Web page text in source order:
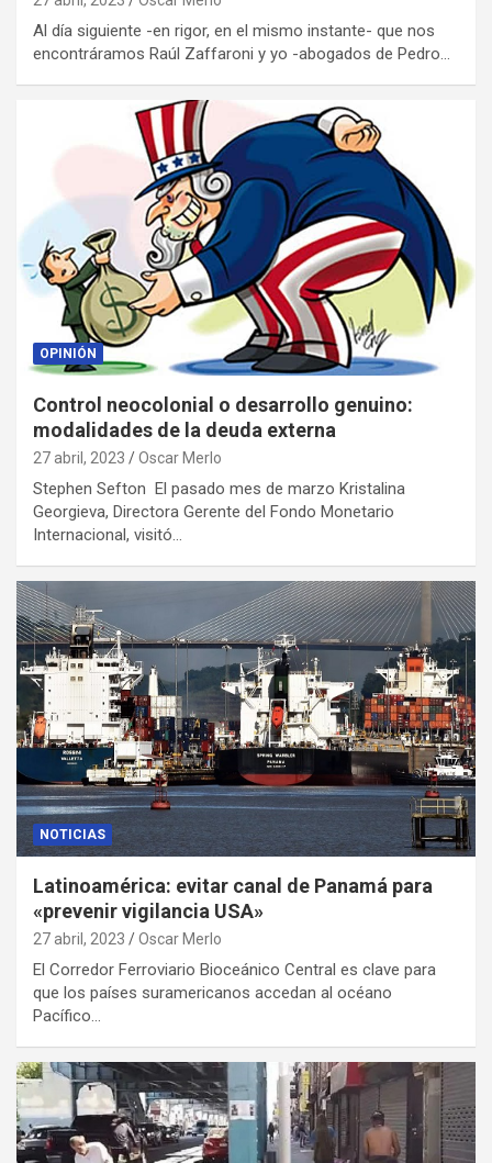
Al día siguiente -en rigor, en el mismo instante- que nos
encontráramos Raúl Zaffaroni y yo -abogados de Pedro…
OPINIÓN
Control neocolonial o desarrollo genuino:
modalidades de la deuda externa
27 abril, 2023 Oscar Merlo
Stephen Sefton El pasado mes de marzo Kristalina
Georgieva, Directora Gerente del Fondo Monetario
Internacional, visitó…
NOTICIAS
Latinoamérica: evitar canal de Panamá para
«prevenir vigilancia USA»
27 abril, 2023 Oscar Merlo
El Corredor Ferroviario Bioceánico Central es clave para
que los países suramericanos accedan al océano
Pacífico…